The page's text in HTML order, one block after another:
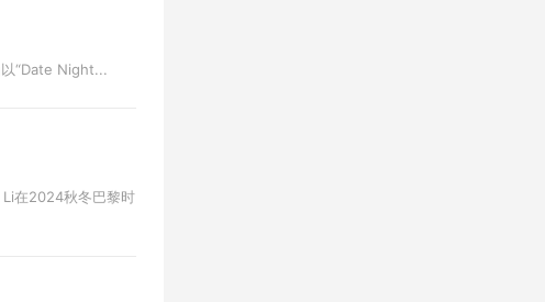
“Date Night...
在2024秋冬巴黎时